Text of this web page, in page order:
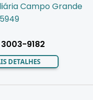
Campo Grande
9182
DETALHES